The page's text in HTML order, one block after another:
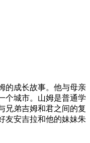
的成长故事。他与母亲
个城市。山姆是普通学
兄弟吉姆和君之间的复
友安吉拉和他的妹妹朱